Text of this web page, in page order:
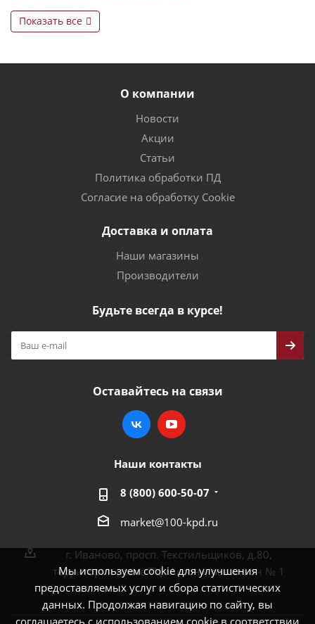
Мы используем cookie для улучшения
предоставляемых услуг и сбора статистических
данных. Продолжая навигацию по сайту, вы
соглашаетесь с использованием cookie в соответствии
Показать все
О компании
Новости
Акции
Статьи
Политика обработки ПД
Согласие на обработку Cookie
Доставка и оплата
Наши магазины
Производители
Будьте всегда в курсе!
Оставайтесь на связи
Наши контакты
8 (800) 600-50-07
market@100-kpd.ru
г. Иваново, просп. Текстильщиков, д.80,
территория возле ТЦ «Аксон», павильон № 1